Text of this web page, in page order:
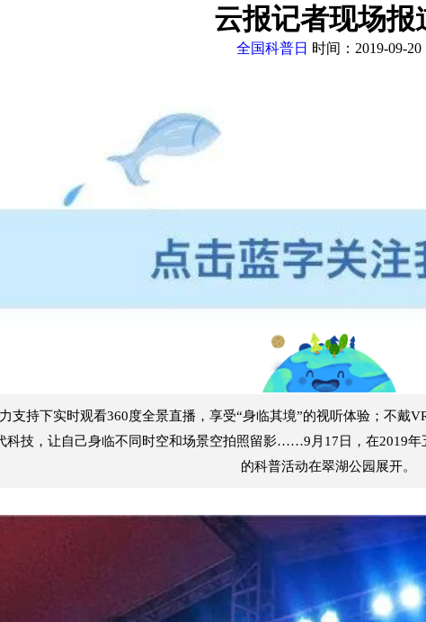
云报记者现场报
全国科普日 时间：2019-09-20
支持下实时观看360度全景直播，享受“身临其境”的视听体验；不戴
科技，让自己身临不同时空和场景空拍照留影……9月17日，在2019
的科普活动在翠湖公园展开。